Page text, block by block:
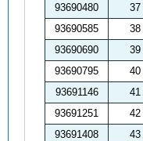
93690480
37
93690585
38
93690690
39
93690795
40
93691146
41
93691251
42
93691408
43